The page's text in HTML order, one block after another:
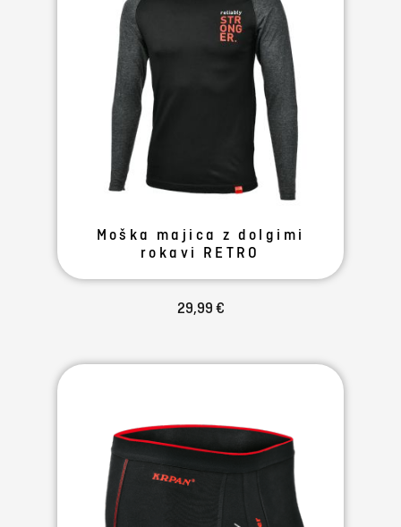
Moška majica z dolgimi
rokavi RETRO
29,99 €